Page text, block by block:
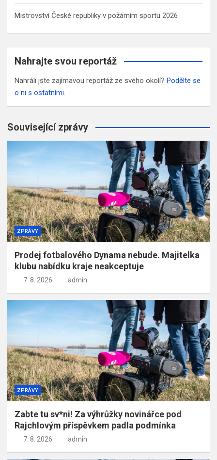
Mistrovství České republiky v požárním sportu 2026
Nahrajte svou reportáž
Nahráli jste zajímavou reportáž ze svého okolí? Podělte se
o ni s ostatními.
Související zprávy
ZPRÁVY
Prodej fotbalového Dynama nebude. Majitelka
klubu nabídku kraje neakceptuje
7. 8. 2026 admin
ZPRÁVY
Zabte tu sv*ni! Za výhrůžky novinářce pod
Rajchlovým příspěvkem padla podmínka
7. 8. 2026 admin